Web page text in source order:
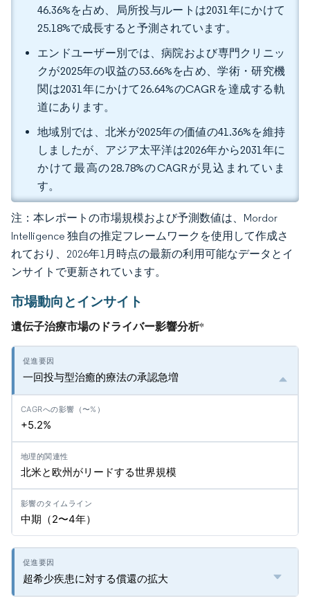
46.36%を占め、局所投与ルートは2031年にかけて
25.18%で成長すると予測されています。
エンドユーザー別では、病院および専門クリニッ
クが2025年の収益の53.66%を占め、学術・研究機
関は2031年にかけて26.64%のCAGRを達成する軌
道にあります。
地域別では、北米が2025年の価値の41.36%を維持
しましたが、アジア太平洋は2026年から2031年に
かけて最高の28.78%のCAGRが見込まれていま
す。
注：本レポートの市場規模および予測数値は、Mordor
Intelligence 独自の推定フレームワークを使用して作成さ
れており、2026年1月時点の最新の利用可能なデータとイ
ンサイトで更新されています。
市場動向とインサイト
遺伝子治療市場のドライバー影響分析*
一回投与型治癒的療法の承認急増
+5.2%
北米と欧州がリードする世界規模
中期（2〜4年）
超希少疾患に対する償還の拡大